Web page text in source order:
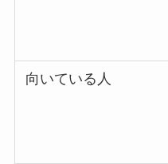
向いている人